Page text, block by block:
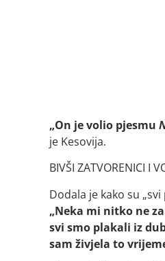
„On je volio pjesmu
je Kesovija.
BIVŠI ZATVORENICI I
Dodala je kako su
„Neka mi nitko ne
svi smo plakali iz
sam živjela to